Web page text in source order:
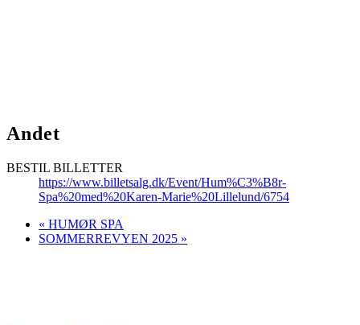
Andet
BESTIL BILLETTER
https://www.billetsalg.dk/Event/Hum%C3%B8r-
Spa%20med%20Karen-Marie%20Lillelund/6754
« HUMØR SPA
SOMMERREVYEN 2025 »